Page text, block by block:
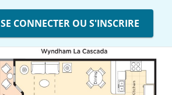
SE CONNECTER OU S'INSCRIRE